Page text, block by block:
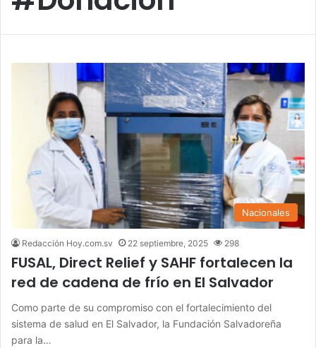
Nacionales
Redacción Hoy.com.sv 22 septiembre, 2025 298
FUSAL, Direct Relief y SAHF fortalecen la
red de cadena de frío en El Salvador
Como parte de su compromiso con el fortalecimiento del
sistema de salud en El Salvador, la Fundación Salvadoreña
para la…